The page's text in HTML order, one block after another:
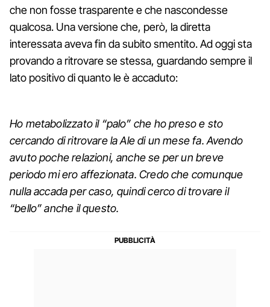
che non fosse trasparente e che nascondesse
qualcosa. Una versione che, però, la diretta
interessata aveva fin da subito smentito. Ad oggi sta
provando a ritrovare se stessa, guardando sempre il
lato positivo di quanto le è accaduto:
Ho metabolizzato il “palo” che ho preso e sto
cercando di ritrovare la Ale di un mese fa. Avendo
avuto poche relazioni, anche se per un breve
periodo mi ero affezionata. Credo che comunque
nulla accada per caso, quindi cerco di trovare il
“bello” anche il questo.